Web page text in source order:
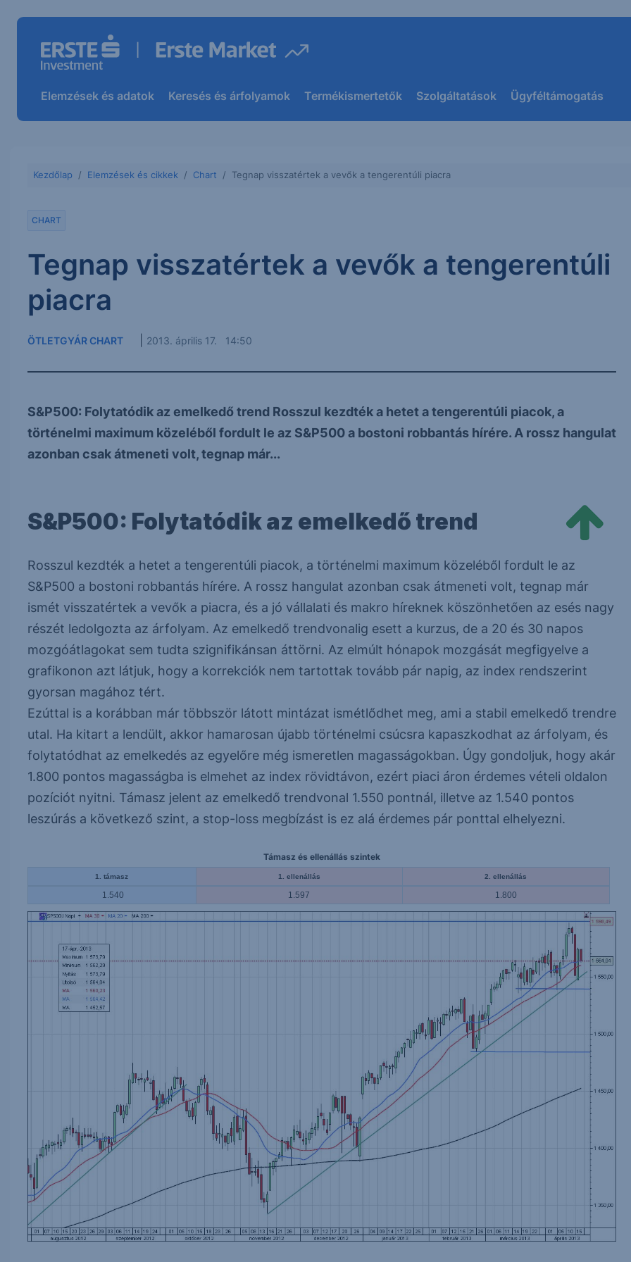
Elemzések és adatok Keresés és árfolyamok Termékismertetők Szolgáltatások Ügyféltámogatás
Kezdőlap Elemzések és cikkek Chart Tegnap visszatértek a vevők a tengerentúli piacra
CHART
Tegnap visszatértek a vevők a tengerentúli
piacra
ÖTLETGYÁR CHART 2013. április 17. 14:50
S&P500: Folytatódik az emelkedő trend Rosszul kezdték a hetet a tengerentúli piacok, a
történelmi maximum közeléből fordult le az S&P500 a bostoni robbantás hírére. A rossz hangulat
azonban csak átmeneti volt, tegnap már...
S&P500: Folytatódik az emelkedő trend
Rosszul kezdték a hetet a tengerentúli piacok, a történelmi maximum közeléből fordult le az
S&P500 a bostoni robbantás hírére. A rossz hangulat azonban csak átmeneti volt, tegnap már
ismét visszatértek a vevők a piacra, és a jó vállalati és makro híreknek köszönhetően az esés nagy
részét ledolgozta az árfolyam. Az emelkedő trendvonalig esett a kurzus, de a 20 és 30 napos
mozgóátlagokat sem tudta szignifikánsan áttörni. Az elmúlt hónapok mozgását megfigyelve a
grafikonon azt látjuk, hogy a korrekciók nem tartottak tovább pár napig, az index rendszerint
gyorsan magához tért.
Ezúttal is a korábban már többször látott mintázat ismétlődhet meg, ami a stabil emelkedő trendre
utal. Ha kitart a lendült, akkor hamarosan újabb történelmi csúcsra kapaszkodhat az árfolyam, és
folytatódhat az emelkedés az egyelőre még ismeretlen magasságokban. Úgy gondoljuk, hogy akár
1.800 pontos magasságba is elmehet az index rövidtávon, ezért piaci áron érdemes vételi oldalon
pozíciót nyitni. Támasz jelent az emelkedő trendvonal 1.550 pontnál, illetve az 1.540 pontos
leszúrás a következő szint, a stop-loss megbízást is ez alá érdemes pár ponttal elhelyezni.
Támasz és ellenállás szintek
1. támasz 1. ellenállás 2. ellenállás
1.540 1.597 1.800